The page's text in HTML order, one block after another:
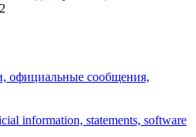
официальные сообщения,
information, statements, software